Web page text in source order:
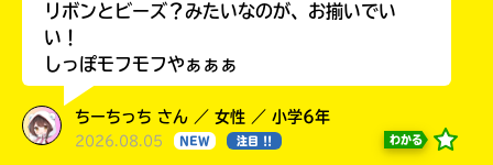
リボンとビーズ？みたいなのが、お揃いでい
い！
しっぽモフモフやぁぁぁ
ちーちっち さん ／ 女性 ／ 小学6年
2026.08.05 NEW 注目 !! わかる